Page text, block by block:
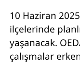
SPOR
SİYASET
UŞAK’TA BUGÜN
10 Haziran
ilçelerinde
yaşanacak.
çalışmalar